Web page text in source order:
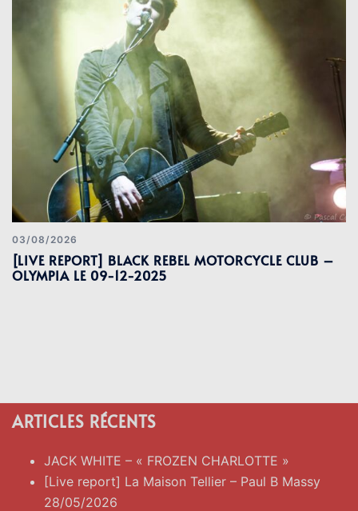
03/08/2026
[LIVE REPORT] BLACK REBEL MOTORCYCLE CLUB –
OLYMPIA LE 09-12-2025
ARTICLES RÉCENTS
JACK WHITE – « FROZEN CHARLOTTE »
[Live report] La Maison Tellier – Paul B Massy
28/05/2026